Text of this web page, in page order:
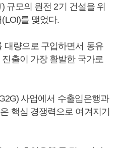
규모의 원전 2기 건설을 위
를 맺었다.
대량으로 구입하면서 동유
출이 가장 활발한 국가로
사업에서 수출입은행과
핵심 경쟁력으로 여겨지기